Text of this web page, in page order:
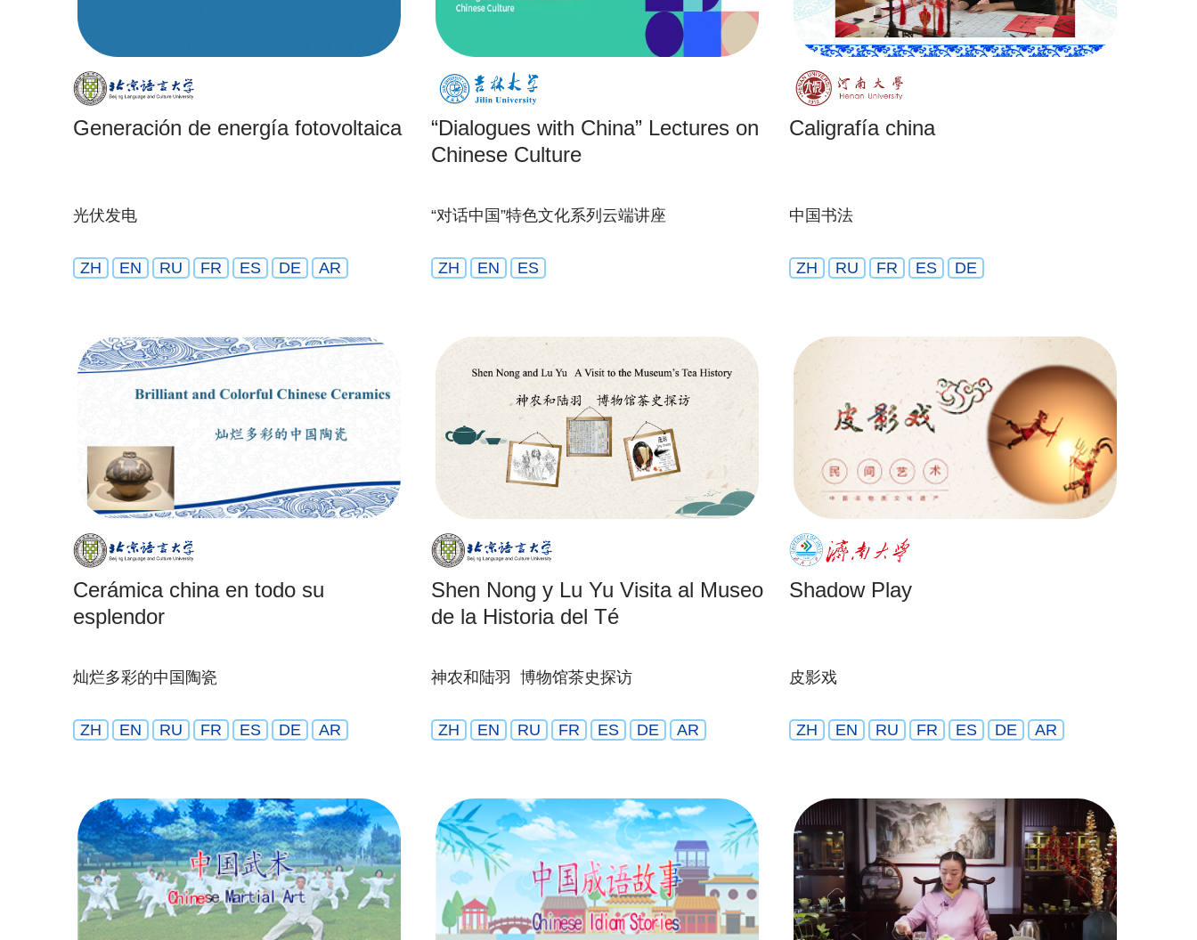
Generación de energía fotovoltaica
光伏发电
ZH EN RU FR ES DE AR
“Dialogues with China” Lectures on
Chinese Culture
“对话中国”特色文化系列云端讲座
ZH EN ES
Caligrafía china
中国书法
ZH RU FR ES DE
Cerámica china en todo su
esplendor
灿烂多彩的中国陶瓷
ZH EN RU FR ES DE AR
Shen Nong y Lu Yu Visita al Museo
de la Historia del Té
神农和陆羽 博物馆茶史探访
ZH EN RU FR ES DE AR
Shadow Play
皮影戏
ZH EN RU FR ES DE AR